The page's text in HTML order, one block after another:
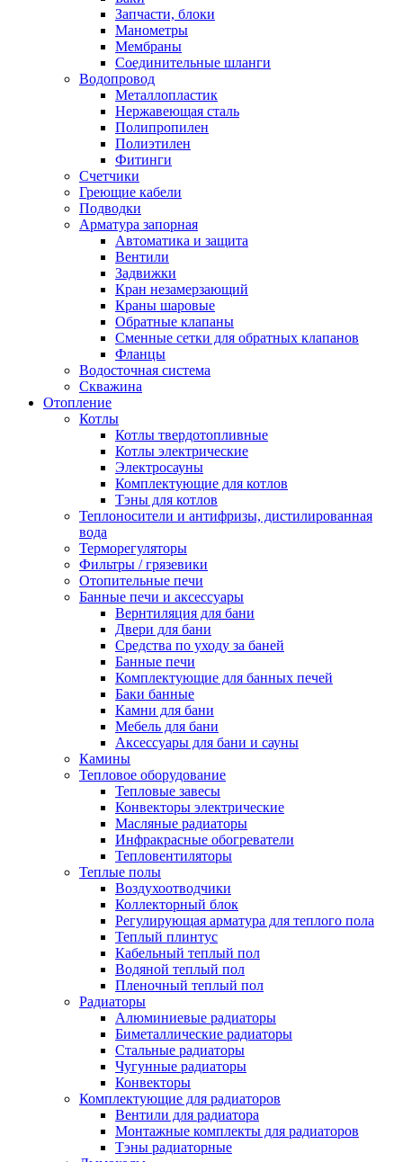
Запчасти, блоки
Манометры
Мембраны
Соединительные шланги
Водопровод
Металлопластик
Нержавеющая сталь
Полипропилен
Полиэтилен
Фитинги
Счетчики
Греющие кабели
Подводки
Арматура запорная
Автоматика и защита
Вентили
Задвижки
Кран незамерзающий
Краны шаровые
Обратные клапаны
Сменные сетки для обратных клапанов
Фланцы
Водосточная система
Скважина
Отопление
Котлы
Котлы твердотопливные
Котлы электрические
Электросауны
Комплектующие для котлов
Тэны для котлов
Теплоносители и антифризы, дистилированная
вода
Терморегуляторы
Фильтры / грязевики
Отопительные печи
Банные печи и аксессуары
Вернтиляция для бани
Двери для бани
Средства по уходу за баней
Банные печи
Комплектующие для банных печей
Баки банные
Камни для бани
Мебель для бани
Аксессуары для бани и сауны
Камины
Тепловое оборудование
Тепловые завесы
Конвекторы электрические
Масляные радиаторы
Инфракрасные обогреватели
Тепловентиляторы
Теплые полы
Воздухоотводчики
Коллекторный блок
Регулирующая арматура для теплого пола
Теплый плинтус
Кабельный теплый пол
Водяной теплый пол
Пленочный теплый пол
Радиаторы
Алюминиевые радиаторы
Биметаллические радиаторы
Стальные радиаторы
Чугунные радиаторы
Конвекторы
Комплектующие для радиаторов
Вентили для радиатора
Монтажные комплекты для радиаторов
Тэны радиаторные